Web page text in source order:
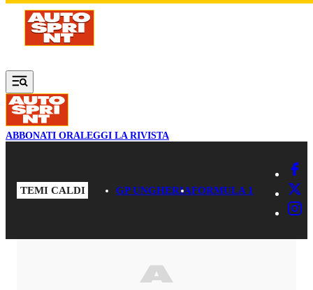
Vai al contenuto principale
ABBONATI ORALEGGI LA RIVISTA
TEMI CALDI GP UNGHERIAFORMULA 1